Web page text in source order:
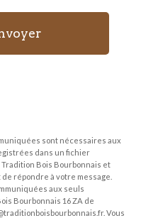
sont nécessaires aux
dans un fichier
Bois Bourbonnais et
répondre à votre message.
aux seuls
Bourbonnais 16 ZA de
Vous